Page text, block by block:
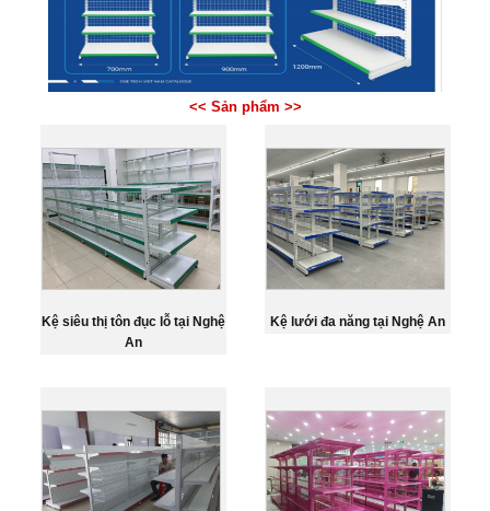
<< Sản phẩm >>
Kệ siêu thị tôn đục lỗ tại Nghệ
An
Kệ lưới đa năng tại Nghệ An